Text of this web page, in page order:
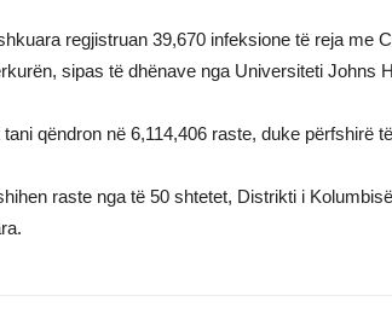
regjistruan 39,670 infeksione të reja me
sipas të dhënave nga Universiteti Johns
tani qëndron në 6,114,406 raste, duke përfshirë
raste nga të 50 shtetet, Distrikti i